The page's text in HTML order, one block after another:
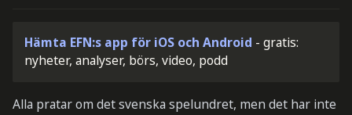
Hämta EFN:s app för iOS och Android - gratis:
nyheter, analyser, börs, video, podd
Alla pratar om det svenska spelundret, men det har inte